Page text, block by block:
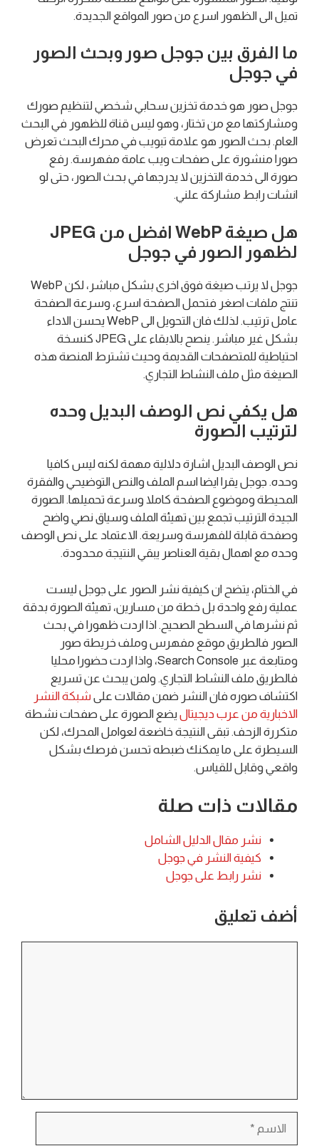
تميل الى الظهور اسرع من صور المواقع الجديدة.
ما الفرق بين جوجل صور وبحث الصور
في جوجل
جوجل صور هو خدمة تخزين سحابي شخصي لتنظيم صورك
ومشاركتها مع من تختار، وهو ليس قناة للظهور في البحث
العام. بحث الصور هو علامة تبويب في محرك البحث تعرض
صورا منشورة على صفحات ويب عامة مفهرسة. رفع
صورة الى خدمة التخزين لا يدرجها في بحث الصور، حتى لو
انشات رابط مشاركة علني.
هل صيغة WebP افضل من JPEG
لظهور الصور في جوجل
جوجل لا يرتب صيغة فوق اخرى بشكل مباشر، لكن WebP
تنتج ملفات اصغر فتحمل الصفحة اسرع، وسرعة الصفحة
عامل ترتيب. لذلك فان التحويل الى WebP يحسن الاداء
بشكل غير مباشر. ينصح بالابقاء على JPEG كنسخة
احتياطية للمتصفحات القديمة وحيث تشترط المنصة هذه
الصيغة مثل ملف النشاط التجاري.
هل يكفي نص الوصف البديل وحده
لترتيب الصورة
نص الوصف البديل اشارة دلالية مهمة لكنه ليس كافيا
وحده. جوجل يقرا ايضا اسم الملف والنص التوضيحي والفقرة
المحيطة وموضوع الصفحة كاملا وسرعة تحميلها. الصورة
الجيدة الترتيب تجمع بين تهيئة الملف وسياق نصي واضح
وصفحة قابلة للفهرسة وسريعة. الاعتماد على نص الوصف
وحده مع اهمال بقية العناصر يبقي النتيجة محدودة.
في الختام، يتضح ان كيفية نشر الصور على جوجل ليست
عملية رفع واحدة بل خطة من مسارين، تهيئة الصورة بدقة
ثم نشرها في السطح الصحيح. اذا اردت ظهورا في بحث
الصور فالطريق موقع مفهرس وملف خريطة صور
ومتابعة عبر Search Console، واذا اردت حضورا محليا
فالطريق ملف النشاط التجاري. ولمن يبحث عن تسريع
اكتشاف صوره فان النشر ضمن مقالات علىشبكة النشر
الاخبارية من عرب ديجيتاليضع الصورة على صفحات نشطة
متكررة الزحف. تبقى النتيجة خاضعة لعوامل المحرك، لكن
السيطرة على ما يمكنك ضبطه تحسن فرصك بشكل
واقعي وقابل للقياس.
مقالات ذات صلة
نشر مقال الدليل الشامل
كيفية النشر في جوجل
نشر رابط على جوجل
أضف تعليق